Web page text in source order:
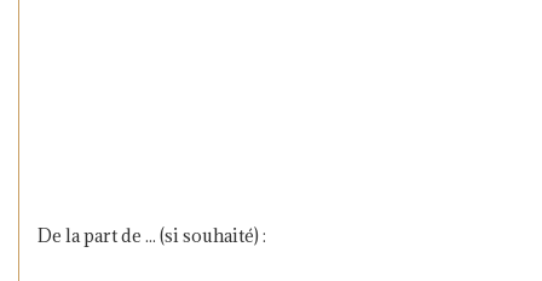
De la part de ... (si souhaité) :